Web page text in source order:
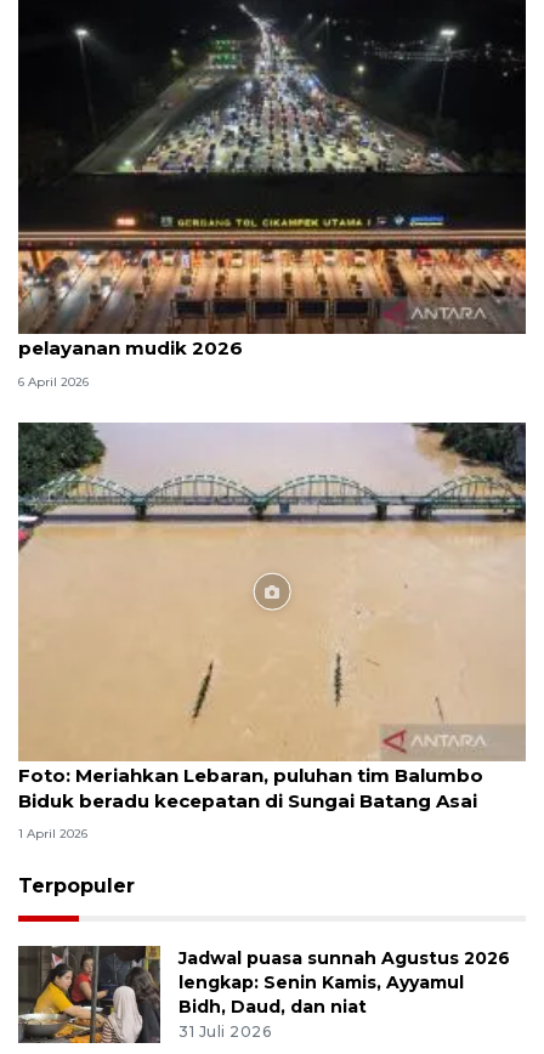
Survei: 88,8 persen responden puas dengan
pelayanan mudik 2026
6 April 2026
Foto: Meriahkan Lebaran, puluhan tim Balumbo
Biduk beradu kecepatan di Sungai Batang Asai
1 April 2026
Terpopuler
Jadwal puasa sunnah Agustus 2026
lengkap: Senin Kamis, Ayyamul
Bidh, Daud, dan niat
31 Juli 2026